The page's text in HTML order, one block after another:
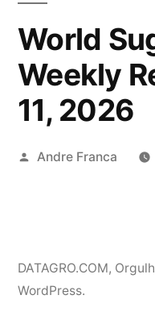
World
Weekly
11, 2026
Publicado
Andre Franca
DATAGRO.COM,
WordPress.